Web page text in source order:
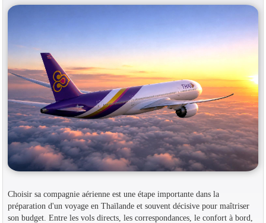
Choisir sa compagnie aérienne est une étape importante dans la
préparation d'un voyage en Thaïlande et souvent décisive pour maîtriser
son budget. Entre les vols directs, les correspondances, le confort à bord,